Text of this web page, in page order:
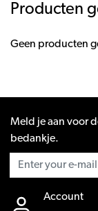
Producten
Geen producten
Meld je aan voor
bedankje.
Account